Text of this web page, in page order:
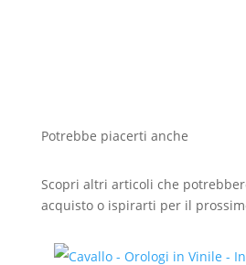
Potrebbe piacerti anche
Scopri altri articoli che
acquisto o ispirarti per il